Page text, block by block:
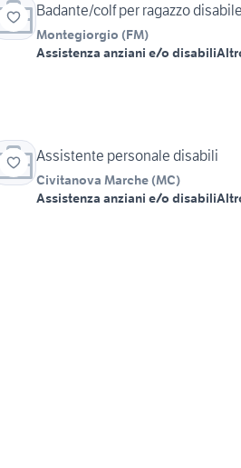
Badante/colf per ragazzo
Montegiorgio (FM)
Assistenza anziani e/o disabili
Assistente personale disabili
Civitanova Marche (MC)
Assistenza anziani e/o disabili